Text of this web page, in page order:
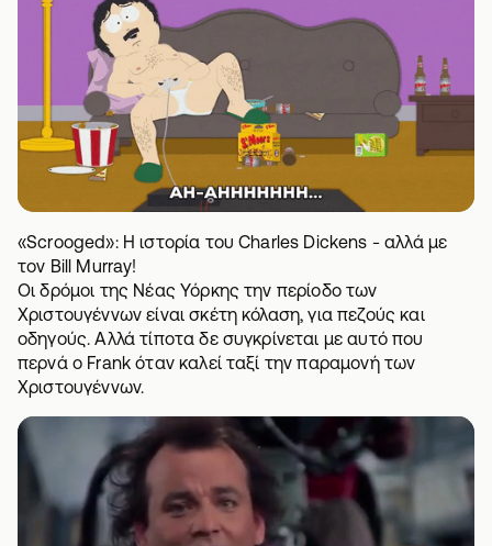
«Scrooged»: Η ιστορία του Charles Dickens - αλλά με
τον Bill Murray!
Οι δρόμοι της Νέας Υόρκης την περίοδο των
Χριστουγέννων είναι σκέτη κόλαση, για πεζούς και
οδηγούς. Αλλά τίποτα δε συγκρίνεται με αυτό που
περνά ο Frank όταν καλεί ταξί την παραμονή των
Χριστουγέννων.